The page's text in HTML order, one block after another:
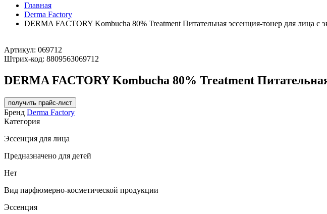
Главная
Derma Factory
DERMA FACTORY Kombucha 80% Treatment Питательная эссенция-тонер для лица с
Артикул: 069712
Штрих-код: 8809563069712
DERMA FACTORY Kombucha 80% Treatment
получить прайс-лист
Бренд Derma Factory
Категория
Эссенция для лица
Предназначено для детей
Нет
Вид парфюмерно-косметической продукции
Эссенция